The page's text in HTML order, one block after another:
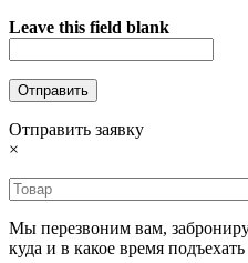
Leave this field blank
Отправить заявку
×
Мы перезвоним вам,
куда и в какое время подъехать